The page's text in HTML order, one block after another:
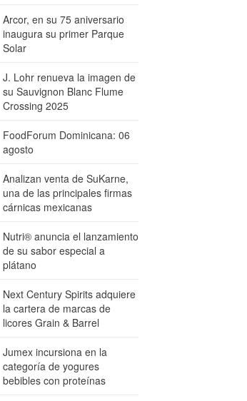
Arcor, en su 75 aniversario
inaugura su primer Parque
Solar
J. Lohr renueva la imagen de
su Sauvignon Blanc Flume
Crossing 2025
FoodForum Dominicana: 06
agosto
Analizan venta de SuKarne,
una de las principales firmas
cárnicas mexicanas
Nutri® anuncia el lanzamiento
de su sabor especial a
plátano
Next Century Spirits adquiere
la cartera de marcas de
licores Grain & Barrel
Jumex incursiona en la
categoría de yogures
bebibles con proteínas